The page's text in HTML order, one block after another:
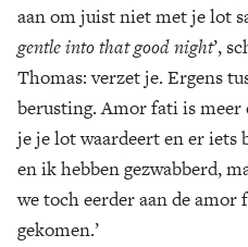
aan om juist niet met je lot
gentle into that good night’,
Thomas: verzet je. Ergens
berusting. Amor fati is meer
je je lot waardeert en er iets
en ik hebben gezwabberd,
we toch eerder aan de
gekomen.’